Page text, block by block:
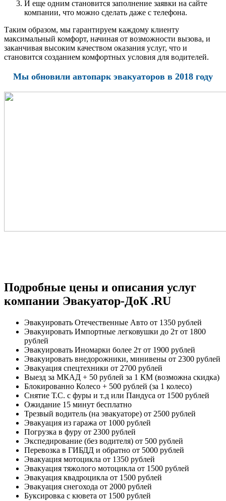
И еще одним становится заполнение заявки на сайте
компании, что можно сделать даже с телефона.
Таким образом, мы гарантируем каждому клиенту
максимальный комфорт, начиная от возможности вызова, и
заканчивая высоким качеством оказания услуг, что и
становится созданием комфортных условия для водителей.
Мы обновили автопарк эвакуаторов в 2018 году
Подробные цены и описания услуг
компании Эвакуатор-ДоК .RU
Эвакуировать Отечественные Авто от 1350 рублей
Эвакуировать Импортные легковушки до 2т от 1800
рублей
Эвакуировать Иномарки более 2т от 1900 рублей
Эвакуировать внедорожники, минивены от 2300 рублей
Эвакуация спецтехники от 2700 рублей
Выезд за МКАД + 50 рублей за 1 КМ (возможна скидка)
Блокированно Колесо + 500 рублей (за 1 колесо)
Снятие Т.С. с фуры и т.д или Пандуса от 1500 рублей
Ожидание 15 минут бесплатно
Трезвый водитель (на эвакуаторе) от 2500 рублей
Эвакуация из гаража от 1000 рублей
Погрузка в фуру от 2300 рублей
Экспедирование (без водителя) от 500 рублей
Перевозка в ГИБДД и обратно от 5000 рублей
Эвакуация мотоцикла от 1350 рублей
Эвакуация тяжолого мотоцикла от 1500 рублей
Эвакуация квадроцикла от 1500 рублей
Эвакуация снегохода от 2000 рублей
Буксировка с кювета от 1500 рублей